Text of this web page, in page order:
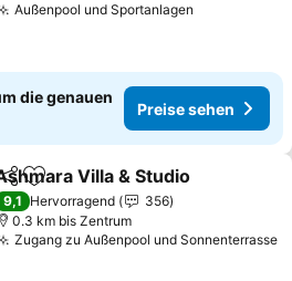
Außenpool und Sportanlagen
die genauen
Preise sehen
Zu Favoriten hinzufügen
Villa & Studio
9,1 Hervorragend
356
0.3 km bis Zentrum
Zugang zu Außenpool und Sonnenterrasse